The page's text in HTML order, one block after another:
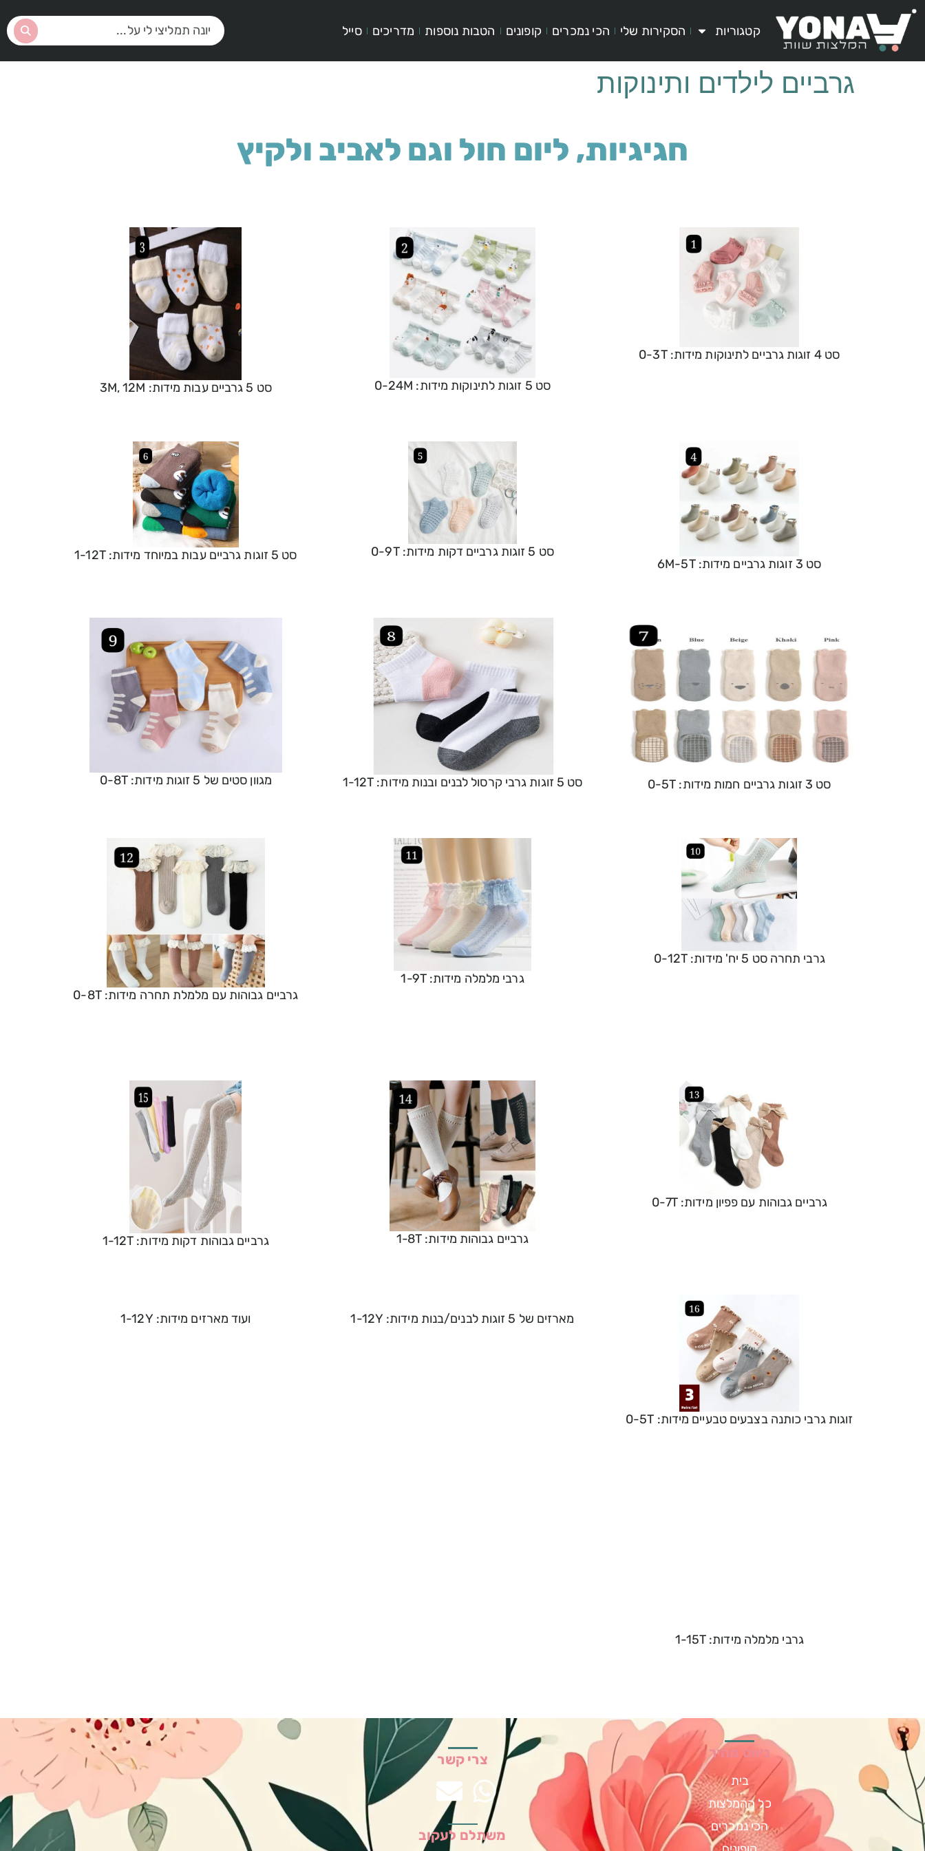
לתוכן
קטגוריות הסקירות שלי הכי נמכרים קופונים הטבות נוספות מדריכים סייל
גרביים לילדים ותינוקות
חגיגיות, ליום חול וגם לאביב ולקיץ
סט 4 זוגות גרביים לתינוקות מידות: 0-3T
סט 5 זוגות לתינוקות מידות: 0-24M סט 5 גרביים עבות מידות: 3M, 12M
סט 3 זוגות גרביים מידות: 6M-5T
סט 5 זוגות גרביים דקות מידות: 0-9T סט 5 זוגות גרביים עבות במיוחד מידות: 1-12T
סט 3 זוגות גרביים חמות מידות: 0-5T סט 5 זוגות גרבי קרסול לבנים ובנות מידות: 1-12T מגוון סטים של 5 זוגות מידות: 0-8T
גרבי תחרה סט 5 יח' מידות: 0-12T
גרבי מלמלה מידות: 1-9T
גרביים גבוהות עם מלמלת תחרה מידות: 0-8T
גרביים גבוהות עם פפיון מידות: 0-7T
גרביים גבוהות מידות: 1-8T גרביים גבוהות דקות מידות: 1-12T
זוגות גרבי כותנה בצבעים טבעיים מידות: 0-5T
מארזים של 5 זוגות לבנים/בנות מידות: 1-12Y ועוד מארזים מידות: 1-12Y
גרבי מלמלה מידות: 1-15T
ניווט מהיר
בית
כל ההמלצות
הכי נמכרים
צרי קשר
משתלם לעקוב